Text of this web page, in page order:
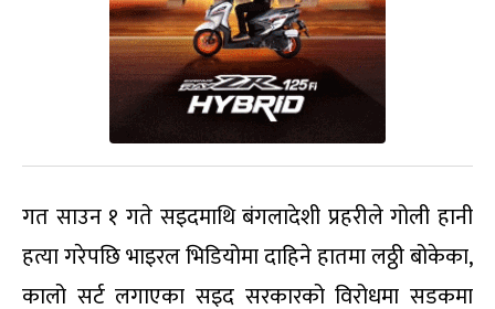
गत साउन १ गते सइदमाथि बंगलादेशी प्रहरीले गोली हानी
हत्या गरेपछि भाइरल भिडियोमा दाहिने हातमा लठ्ठी बोकेका,
कालो सर्ट लगाएका सइद सरकारको विरोधमा सडकमा